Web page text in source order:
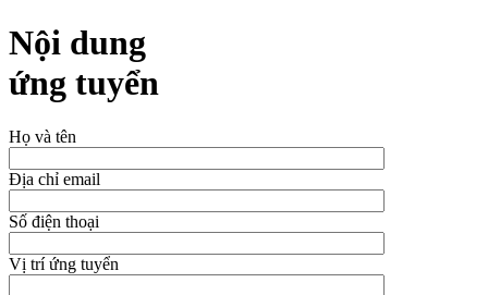
Nội dung
ứng tuyển
Họ và tên
Địa chỉ email
Số điện thoại
Vị trí ứng tuyển